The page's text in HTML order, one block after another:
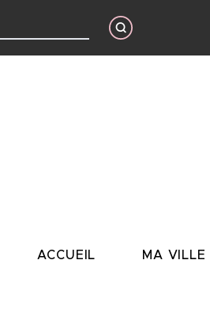
ACCUEIL MA VILLE